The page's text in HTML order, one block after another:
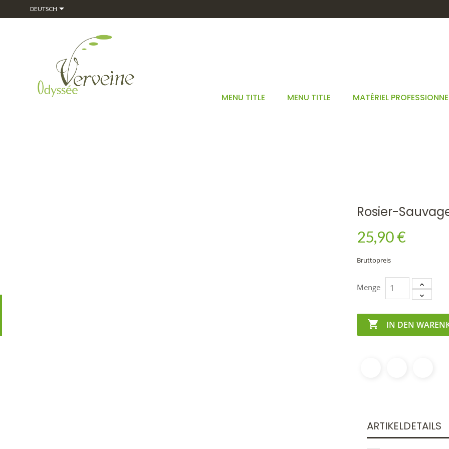
DEUTSCH
MENU TITLE MENU TITLE MATÉRIEL
Rosier-
25,90 €
Bruttopreis
Menge
 IN DEN
ARTIKELDETAILS